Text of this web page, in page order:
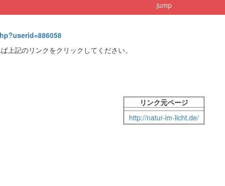
jump
上記のリンクをクリックしてください。
リンク元ページ
http://natur-im-licht.de/